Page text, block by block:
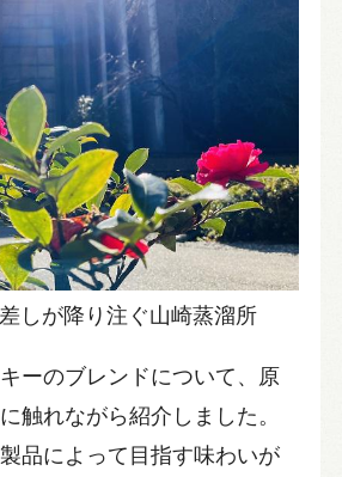
しが降り注ぐ山崎蒸溜所
ーのブレンドについて、原
触れながら紹介しました。
品によって目指す味わいが